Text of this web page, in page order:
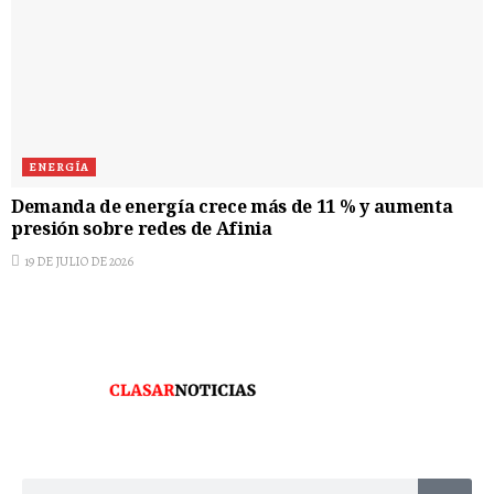
ENERGÍA
Demanda de energía crece más de 11 % y aumenta
presión sobre redes de Afinia
19 DE JULIO DE 2026